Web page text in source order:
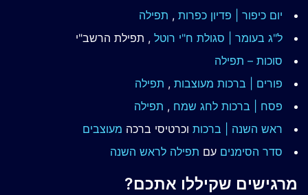
יום כיפור | פדיון כפרות , תפילה
ל"ג בעומר | סגולת ח"י רוטל , תפילת הרשב"י
סוכות – תפילה
פורים | ברכות מעוצבות , תפילה
פסח | ברכות לחג שמח , תפילה
ראש השנה | ברכות וכרטיסי ברכה מעוצבים
סדר הסימנים עם תפילה לראש השנה
מרגישים שקיללו אתכם?